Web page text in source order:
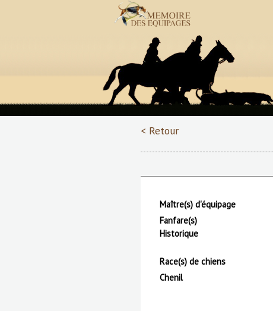
< Retour
Maître(s) d'équipage
Fanfare(s)
Historique
Race(s) de chiens
Chenil